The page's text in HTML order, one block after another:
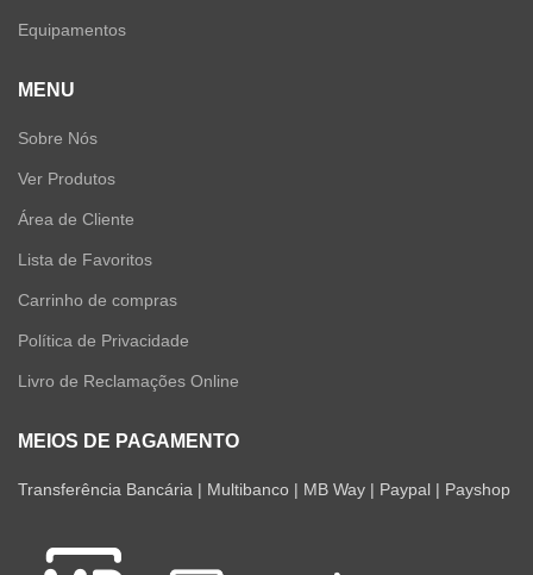
Equipamentos
MENU
Sobre Nós
Ver Produtos
Área de Cliente
Lista de Favoritos
Carrinho de compras
Política de Privacidade
Livro de Reclamações Online
MEIOS DE PAGAMENTO
Transferência Bancária | Multibanco | MB Way | Paypal | Payshop